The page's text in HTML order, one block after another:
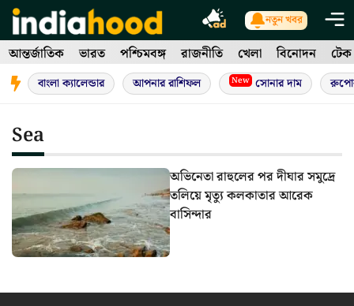
Skip
to
content
নতুন খবর
আন্তর্জাতিক ভারত পশ্চিমবঙ্গ রাজনীতি খেলা বিনোদন টেক
বাংলা ক্যালেন্ডার আপনার রাশিফল New সোনার দাম
Sea
অভিনেতা রাহুলের পর দীঘার সমুদ্রে
তলিয়ে মৃত্যু কলকাতার আরেক
বাসিন্দার